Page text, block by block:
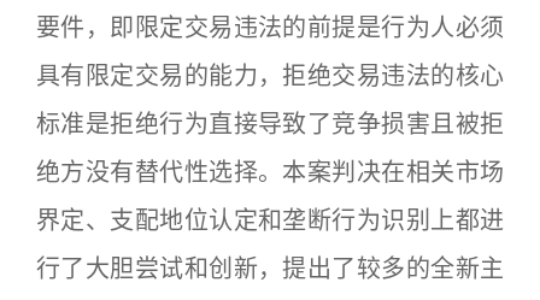
要件，即限定交易违法的前提是行为人必须
具有限定交易的能力，拒绝交易违法的核心
标准是拒绝行为直接导致了竞争损害且被拒
绝方没有替代性选择。本案判决在相关市场
界定、支配地位认定和垄断行为识别上都进
行了大胆尝试和创新，提出了较多的全新主